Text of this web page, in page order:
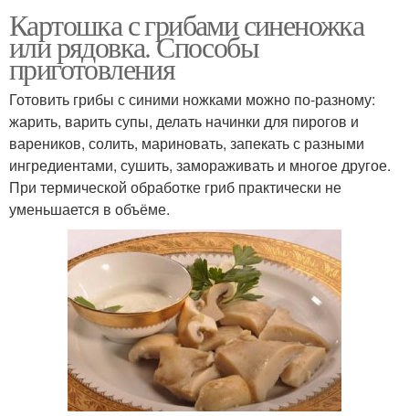
Картошка с грибами синеножка
или рядовка. Способы
приготовления
Готовить грибы с синими ножками можно по-разному:
жарить, варить супы, делать начинки для пирогов и
вареников, солить, мариновать, запекать с разными
ингредиентами, сушить, замораживать и многое другое.
При термической обработке гриб практически не
уменьшается в объёме.